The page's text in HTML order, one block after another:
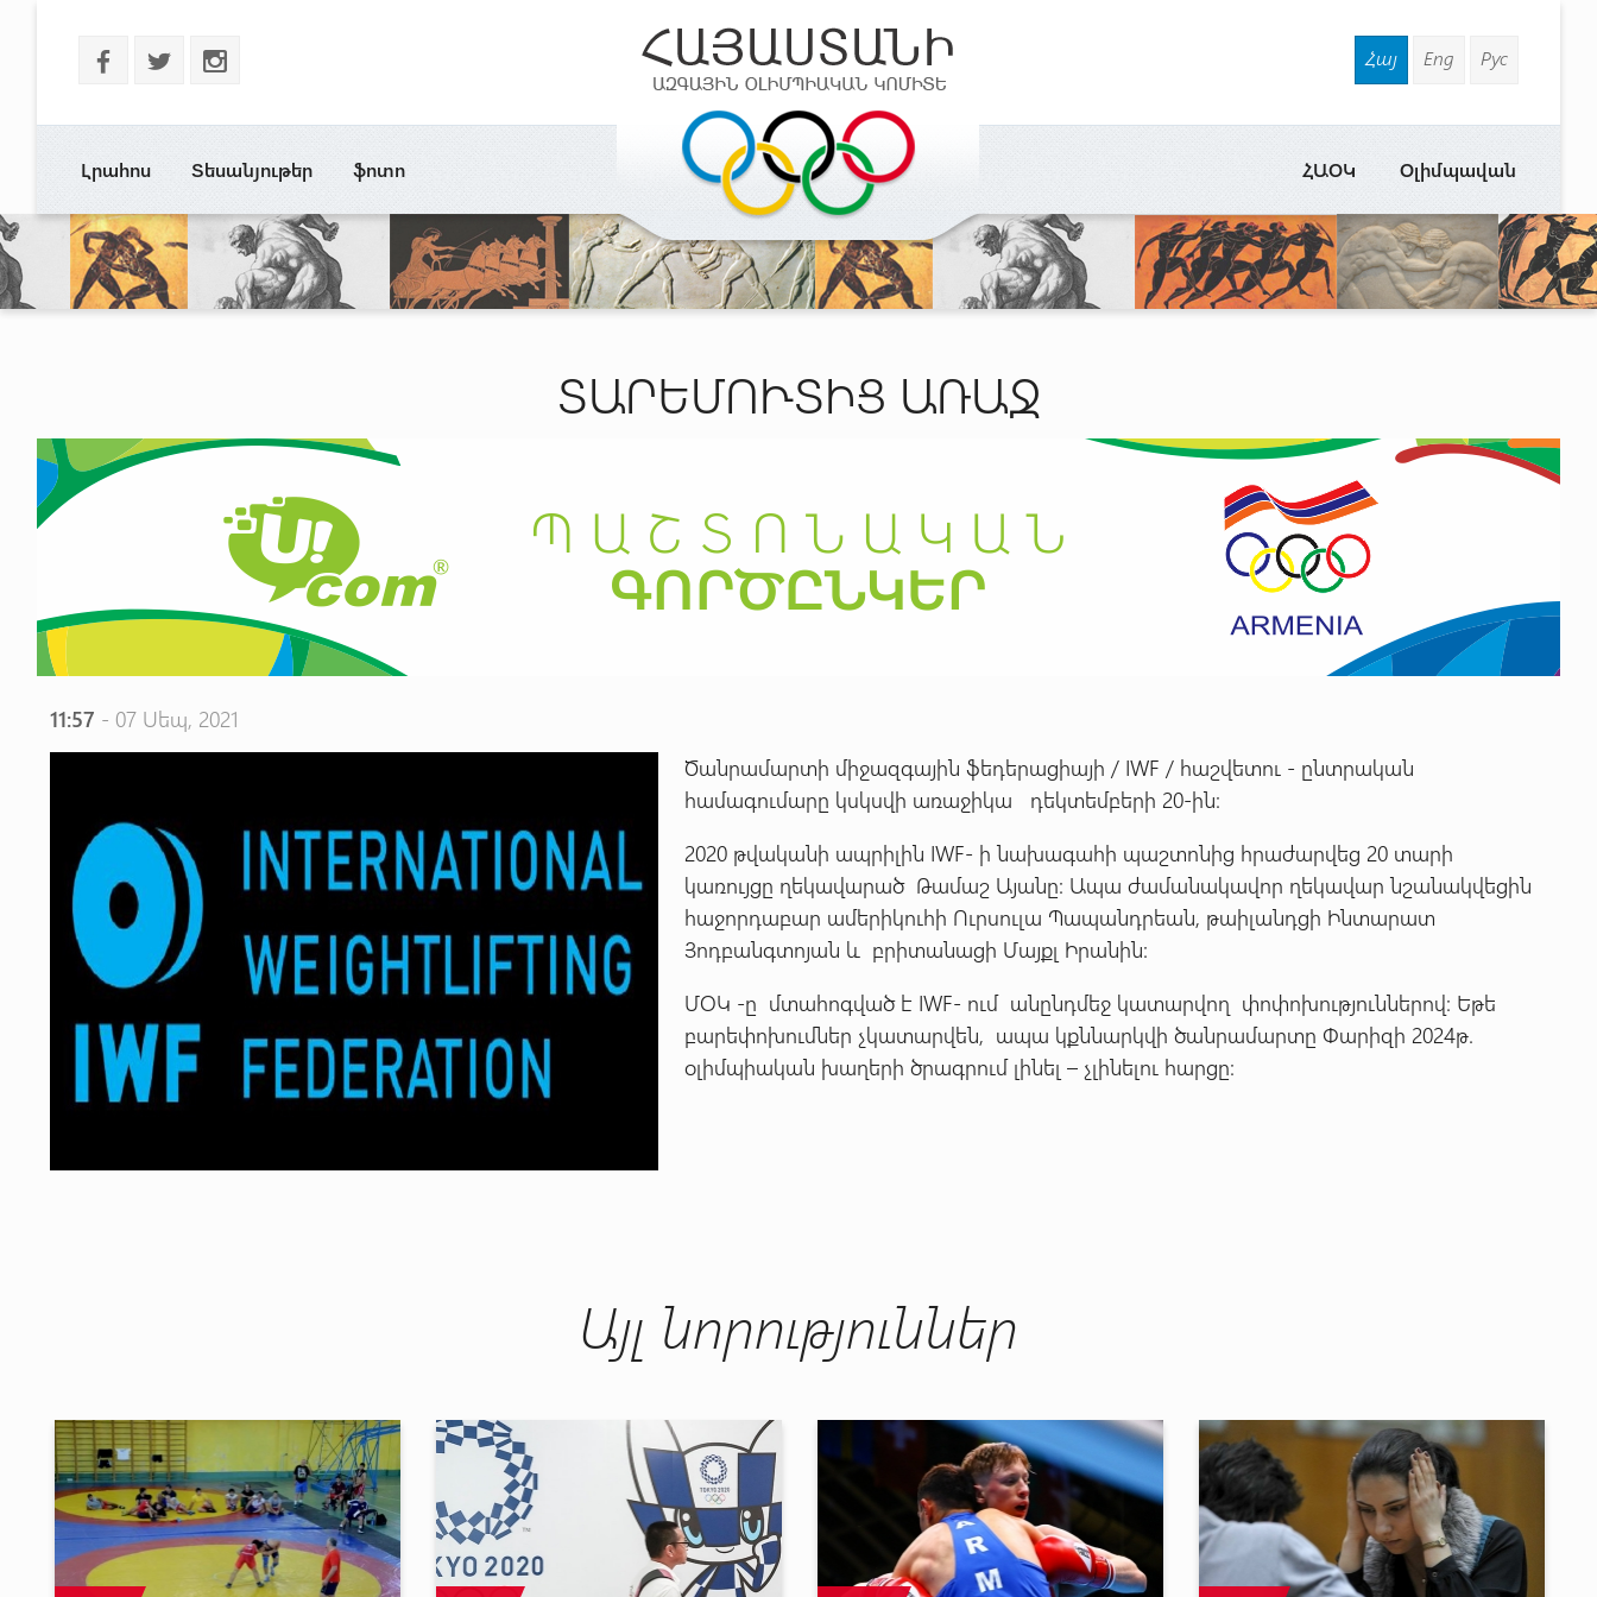
b a x Հայ Eng Рус
Լրահոս Տեսանյութեր ֆոտո Օլիմպավան
ՀԱՕԿ
ՏԱՐԵՄՈՒՏԻՑ ԱՌԱՋ
11:57 - 07 Սեպ, 2021
Ծանրամարտի միջազգային ֆեդերացիայի / IWF / հաշվետու - ընտրական
համագումարը կսկսվի առաջիկա դեկտեմբերի 20-ին:
2020 թվականի ապրիլին IWF- ի նախագահի պաշտոնից հրաժարվեց 20 տարի
կառույցը ղեկավարած Թամաշ Այանը: Ապա ժամանակավոր ղեկավար նշանակվեցին
հաջորդաբար ամերիկուհի Ուրսուլա Պապանդրեան, թաիլանդցի Ինտարատ
Յոդբանգտոյան և բրիտանացի Մայքլ Իրանին:
ՄՕԿ -ը մտահոգված է IWF- ում անընդմեջ կատարվող փոփոխություններով: Եթե
բարեփոխումներ չկատարվեն, ապա կքննարկվի ծանրամարտը Փարիզի 2024թ.
օլիմպիական խաղերի ծրագրում լինել – չլինելու հարցը:
Այլ նորություններ